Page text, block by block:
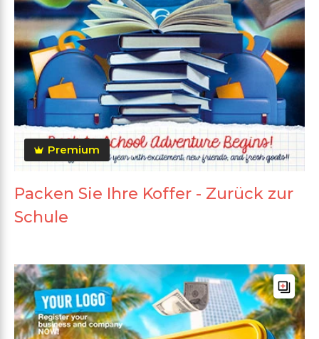
Premium
Packen Sie Ihre Koffer - Zurück zur
Schule